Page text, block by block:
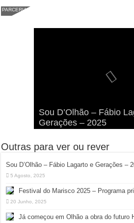
PARCERIA
Sou D’Olhão – Fábio
Gerações – 2025
Armona: Música,
Diversão à Beira-Ria!
Taphani X Benkest:
na Ilha da Armona
“Lavar a Loiça” na Ilha
Hangares
Quatro Dias Mais Um
Diversão!
Outras para ver ou rever
Sou D’Olhão – Fábio Lagarto e Gerações –
5 Agosto, 2025
Festival do Marisco 2025 – Programa
20 Junho, 2025
Já começou em Olhão a obra do futuro